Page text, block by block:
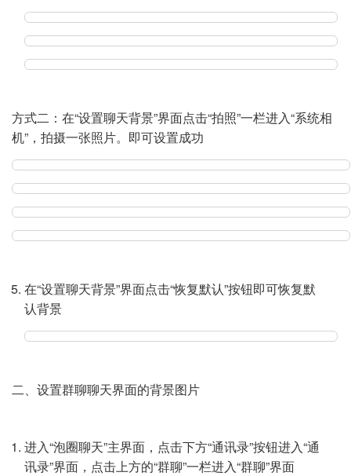
方式二：在“设置聊天背景”界面点击“拍照”一栏进入“系统相
机”，拍摄一张照片。即可设置成功
在“设置聊天背景”界面点击“恢复默认”按钮即可恢复默
认背景
二、设置群聊聊天界面的背景图片
进入“泡圈聊天”主界面，点击下方“通讯录”按钮进入“通
讯录”界面，点击上方的“群聊”一栏进入“群聊”界面